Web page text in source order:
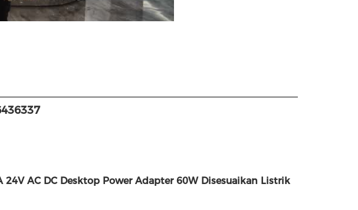
24V AC DC Desktop Power Adapter 60W Disesuaikan Listrik